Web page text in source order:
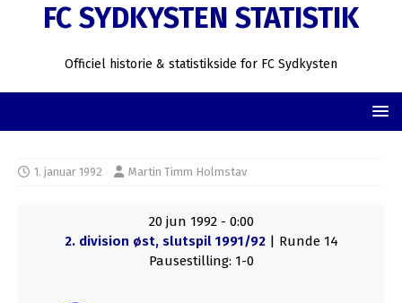
FC SYDKYSTEN STATISTIK
Officiel historie & statistikside for FC Sydkysten
1. januar 1992 Martin Timm Holmstav
20 jun 1992 - 0:00
2. division øst, slutspil 1991/92 | Runde 14
Pausestilling: 1-0